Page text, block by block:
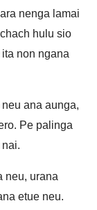
nenga lamai
hulu sio
non ngana
ana aunga,
Pe palinga
neu, urana
etue neu.